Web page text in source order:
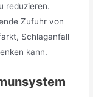
reduzieren.
Zufuhr von
Schlaganfall
kann.